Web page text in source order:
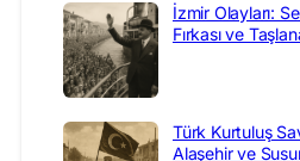
İzmir Olayları:
Fırkası ve
Türk Kurtuluş
Alaşehir ve